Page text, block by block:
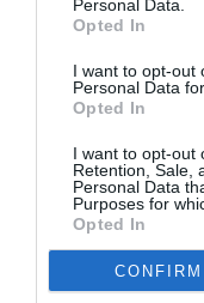
Personal Data.
Opted In
I want to opt-out
Personal Data
Opted In
I want to opt-out
Retention, Sale,
Personal Data
Purposes for
Opted In
CONFIRM
potrivit pentru
canalul idealpentru
întreprinderile
gestioneze
situaţieiactuale.
strategiide
cialpereţelele
prezenţapenetşi